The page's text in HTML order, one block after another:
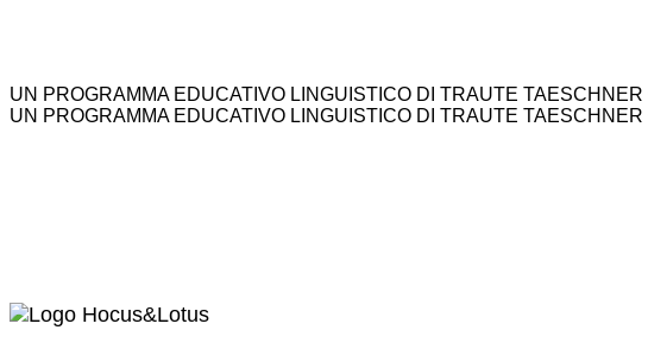
UN PROGRAMMA EDUCATIVO LINGUISTICO DI TRAUTE TAESCHNER
UN PROGRAMMA EDUCATIVO LINGUISTICO DI TRAUTE TAESCHNER